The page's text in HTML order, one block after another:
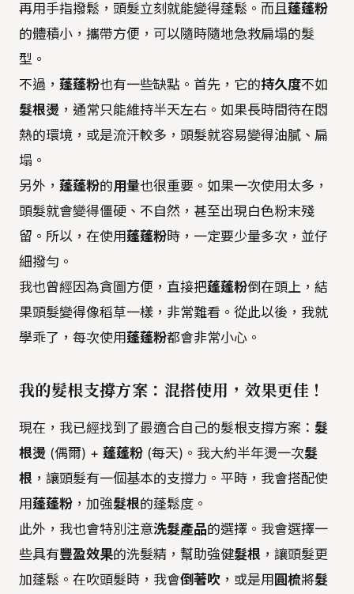
再用手指撥鬆，頭髮立刻就能變得蓬鬆。而且蓬蓬粉
的體積小，攜帶方便，可以隨時隨地急救扁塌的髮
型。
不過， 蓬蓬粉也有一些缺點。首先，它的持久度不如
髮根燙 ，通常只能維持半天左右。如果長時間待在悶
熱的環境，或是流汗較多，頭髮就容易變得油膩、扁
塌。
另外， 蓬蓬粉的用量也很重要。如果一次使用太多，
頭髮就會變得僵硬、不自然，甚至出現白色粉末殘
留。所以，在使用蓬蓬粉時，一定要少量多次，並仔
細撥勻。
我也曾經因為貪圖方便，直接把蓬蓬粉倒在頭上，結
果頭髮變得像稻草一樣，非常難看。從此以後，我就
學乖了，每次使用蓬蓬粉都會非常小心。
我的髮根支撐方案：混搭使用，效果更佳！
現在，我已經找到了最適合自己的髮根支撐方案： 髮
根燙 (偶爾) + 蓬蓬粉 (每天)。我大約半年燙一次髮
根 ，讓頭髮有一個基本的支撐力。平時，我會搭配使
用蓬蓬粉 ，加強髮根的蓬鬆度。
此外，我也會特別注意洗髮產品的選擇。我會選擇一
些具有豐盈效果的洗髮精，幫助強健髮根 ，讓頭髮更
加蓬鬆。在吹頭髮時，我會倒著吹 ，或是用 圓梳將髮